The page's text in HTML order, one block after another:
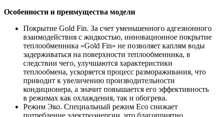
Особенности и преимущества модели
Покрытие Gold Fin. За счет уменьшенного адгезионного
взаимодействия с жидкостью, инновационное покрытие
теплообменника «Gold Fin» не позволяет каплям воды
задерживаться на поверхности теплообменника, в
следствии чего, улучшаются характеристики
теплообмена, ускоряется процесс размораживания, что
приводит к увеличению производительности
кондиционера, а значит повышается его эффективность
в режимах как охлаждения, так и обогрева.
Режим Эко. Специальный режим Eco снижает
потребление электроэнергии, что благоприятно